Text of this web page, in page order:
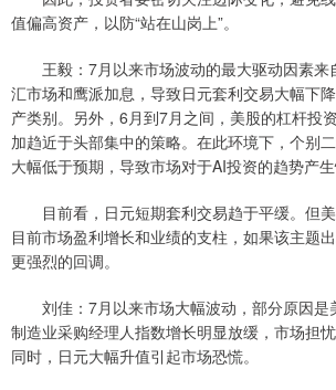
值偏高资产，以防“站在山岗上”。
王毅：7月以来市场波动的最大驱动因素来
汇市场和鹰派加息，导致日元套利交易大幅下
产类别。另外，6月到7月之间，美股的杠杆投
加趋近于头部集中的策略。在此环境下，个别
大幅低于预期，导致市场对于AI投资的趋势产生
目前看，日元短期套利交易趋于平缓。但美
目前市场盈利增长和业绩的支柱，如果该主题
更强烈的回调。
刘佳：7月以来市场大幅波动，部分原因是
制造业采购经理人指数增长明显放缓，市场担忧
同时，日元大幅升值引起市场恐慌。